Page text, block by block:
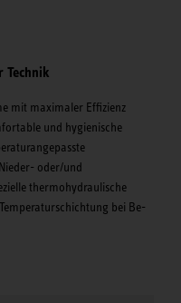
mit maximaler Effizienz
und hygienische
oder/und
thermohydraulische
bei Be-